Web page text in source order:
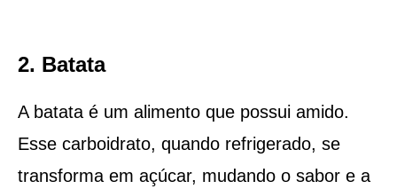
2. Batata
A batata é um alimento que possui amido.
Esse carboidrato, quando refrigerado, se
transforma em açúcar, mudando o sabor e a